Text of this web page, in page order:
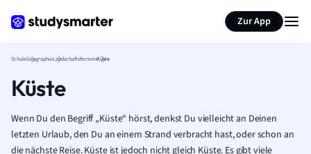
Zur App
SchuleGeographieLandschaftsformenKüste
Küste
Wenn Du den Begriff „Küste“ hörst, denkst Du vielleicht an Deinen
letzten Urlaub, den Du an einem Strand verbracht hast, oder schon an
die nächste Reise. Küste ist jedoch nicht gleich Küste. Es gibt viele
Seite zusammenfassen